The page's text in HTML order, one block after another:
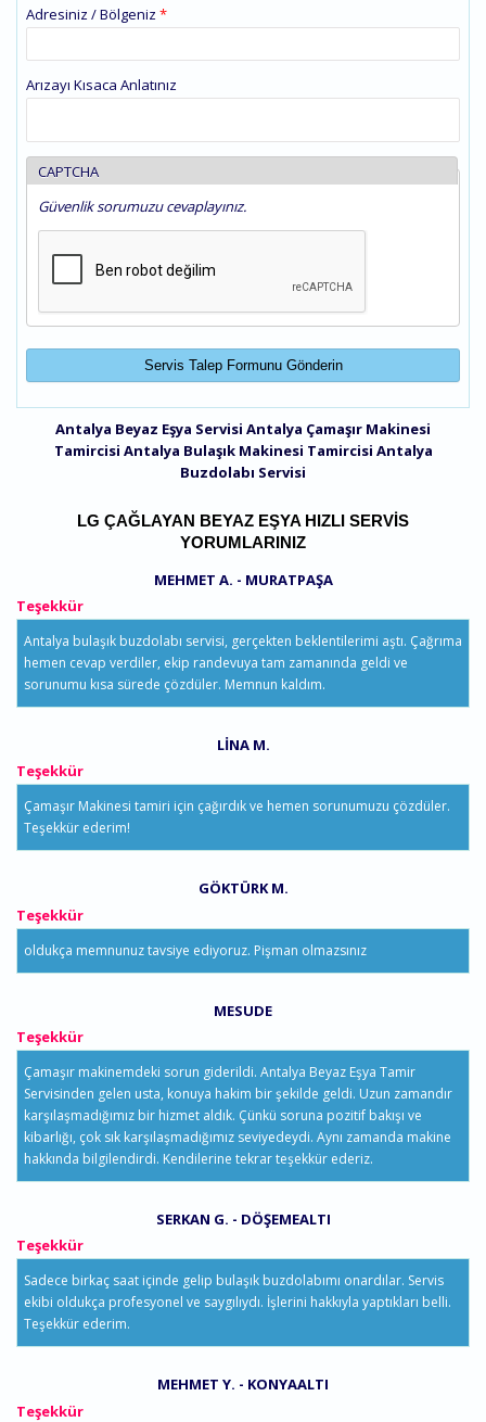
Adresiniz / Bölgeniz*
Arızayı Kısaca Anlatınız
CAPTCHA
Güvenlik sorumuzu cevaplayınız.
Antalya Beyaz Eşya Servisi Antalya Çamaşır Makinesi
Tamircisi Antalya Bulaşık Makinesi Tamircisi Antalya
Buzdolabı Servisi
LG ÇAĞLAYAN BEYAZ EŞYA HIZLI SERVIS
YORUMLARINIZ
MEHMET A. - MURATPAŞA
Teşekkür
Antalya bulaşık buzdolabı servisi, gerçekten beklentilerimi aştı. Çağrıma
hemen cevap verdiler, ekip randevuya tam zamanında geldi ve
sorunumu kısa sürede çözdüler. Memnun kaldım.
LINA M.
Teşekkür
Çamaşır Makinesi tamiri için çağırdık ve hemen sorunumuzu çözdüler.
Teşekkür ederim!
GÖKTÜRK M.
Teşekkür
oldukça memnunuz tavsiye ediyoruz. Pişman olmazsınız
MESUDE
Teşekkür
Çamaşır makinemdeki sorun giderildi. Antalya Beyaz Eşya Tamir
Servisinden gelen usta, konuya hakim bir şekilde geldi. Uzun zamandır
karşılaşmadığımız bir hizmet aldık. Çünkü soruna pozitif bakışı ve
kibarlığı, çok sık karşılaşmadığımız seviyedeydi. Aynı zamanda makine
hakkında bilgilendirdi. Kendilerine tekrar teşekkür ederiz.
SERKAN G. - DÖŞEMEALTI
Teşekkür
Sadece birkaç saat içinde gelip bulaşık buzdolabımı onardılar. Servis
ekibi oldukça profesyonel ve saygılıydı. İşlerini hakkıyla yaptıkları belli.
Teşekkür ederim.
MEHMET Y. - KONYAALTI
Teşekkür